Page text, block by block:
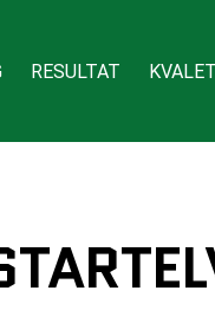
RESULTAT KVALET